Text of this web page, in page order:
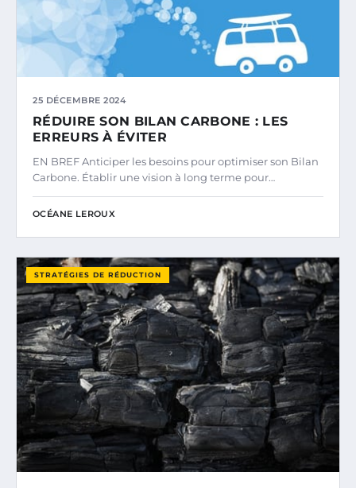
25 DÉCEMBRE 2024
RÉDUIRE SON BILAN CARBONE : LES
ERREURS À ÉVITER
EN BREF Anticiper les besoins pour optimiser son Bilan
Carbone. Établir une vision à long terme pour…
OCÉANE LEROUX
STRATÉGIES DE RÉDUCTION